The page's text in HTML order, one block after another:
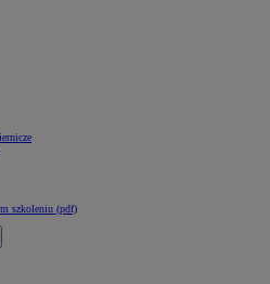
szkoleniu (pdf)